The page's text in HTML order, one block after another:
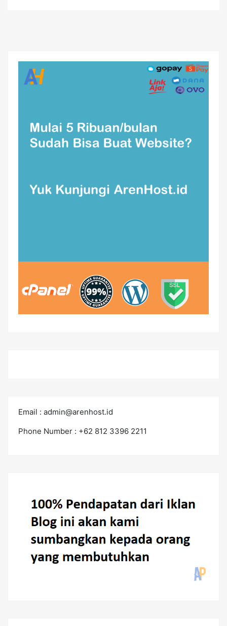
Email : admin@arenhost.id
Phone Number : +62 812 3396 2211